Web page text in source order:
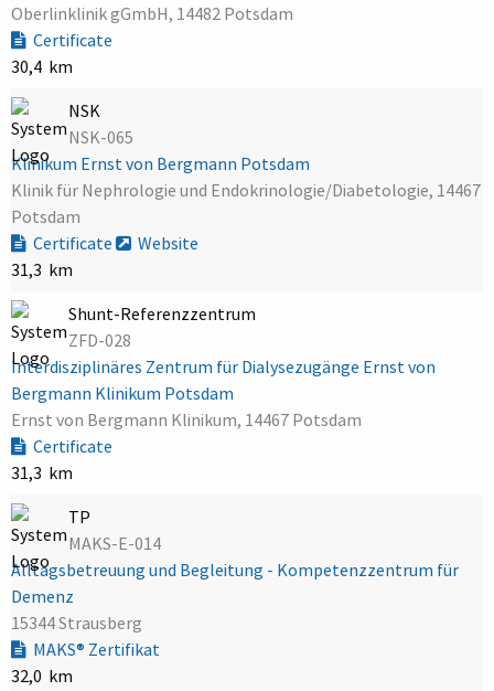
Oberlinklinik gGmbH, 14482 Potsdam
Certificate
30,4 km
NSK
NSK-065
Klinikum Ernst von Bergmann Potsdam
Klinik für Nephrologie und Endokrinologie/Diabetologie, 14467
Potsdam
Certificate
Website
31,3 km
Shunt-Referenzzentrum
ZFD-028
Interdisziplinäres Zentrum für Dialysezugänge Ernst von
Bergmann Klinikum Potsdam
Ernst von Bergmann Klinikum, 14467 Potsdam
Certificate
31,3 km
TP
MAKS-E-014
Alltagsbetreuung und Begleitung - Kompetenzzentrum für
Demenz
15344 Strausberg
MAKS® Zertifikat
32,0 km